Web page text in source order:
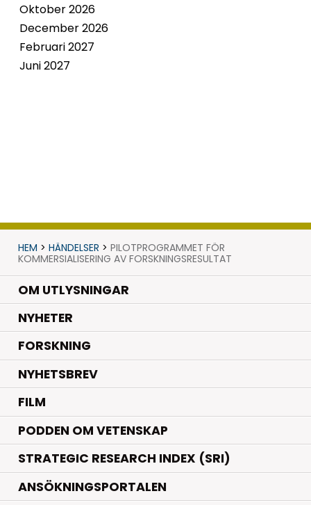
Oktober 2026
December 2026
Februari 2027
Juni 2027
HEM > HÄNDELSER > PILOTPROGRAMMET FÖR
KOMMERSIALISERING AV FORSKNINGSRESULTAT
OM UTLYSNINGAR
NYHETER.
FORSKNING.
NYHETSBREV
FILM
PODDEN OM VETENSKAP
STRATEGIC RESEARCH INDEX (SRI)
ANSÖKNINGSPORTALEN